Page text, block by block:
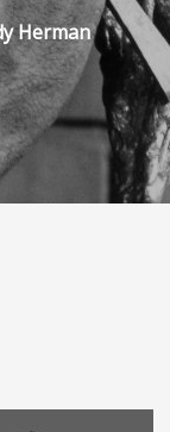
Herman